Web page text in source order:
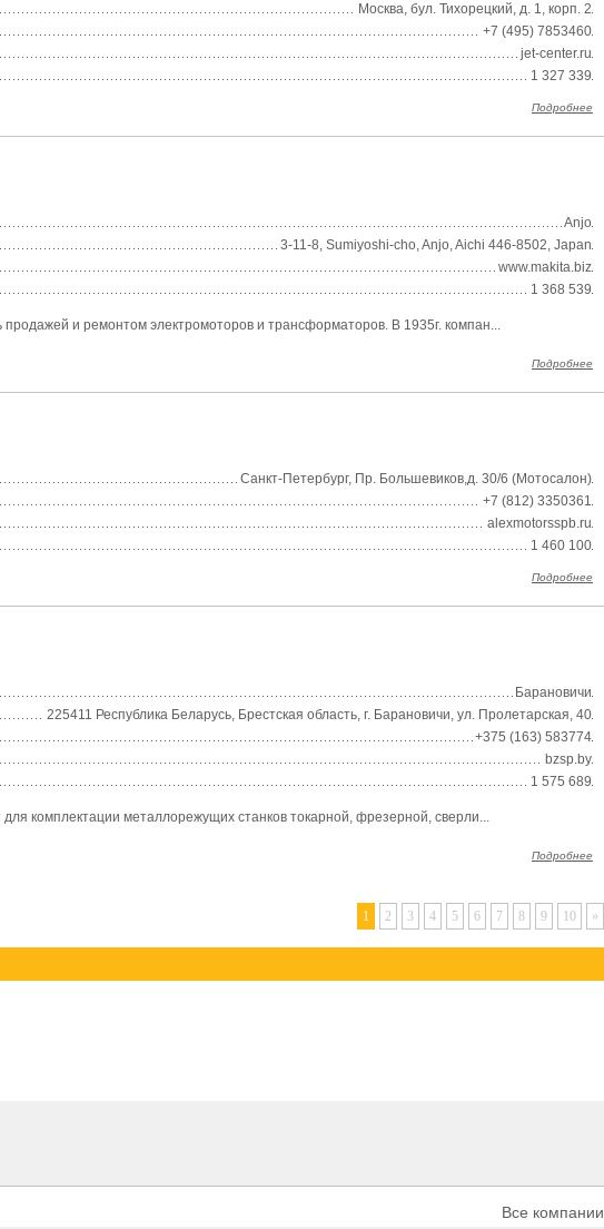
Москва, бул. Тихорецкий, д. 1, корп. 2
+7 (495) 7853460
jet-center.ru
1 327 339
Подробнее
Anjo
3-11-8, Sumiyoshi-cho, Anjo, Aichi 446-8502, Japan
www.makita.biz
1 368 539
и ремонтом электромоторов и трансформаторов. В 1935г. компан...
Подробнее
Санкт-Петербург, Пр. Большевиков,д. 30/6 (Мотосалон)
+7 (812) 3350361
alexmotorsspb.ru
1 460 100
Подробнее
Барановичи
225411 Республика Беларусь, Брестская область, г. Барановичи, ул. Пролетарская, 40
+375 (163) 583774
bzsp.by
1 575 689
комплектации металлорежущих станков токарной, фрезерной, сверли...
Подробнее
1 2 3 4 5 6 7 8 9 10 »
Все компании